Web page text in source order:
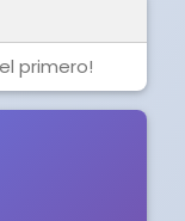
primero!